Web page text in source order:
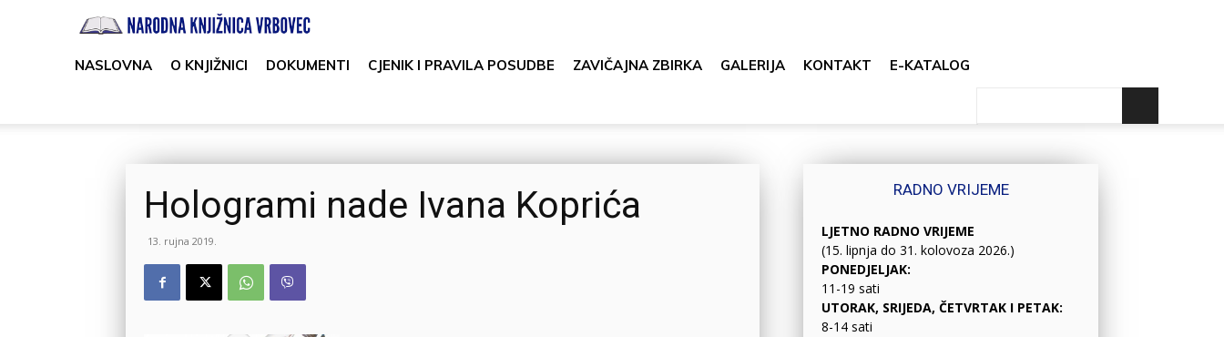
knjižnica
NASLOVNA O KNJIŽNICI DOKUMENTI CJENIK I PRAVILA POSUDBE ZAVIČAJNA ZBIRKA GALERIJA KONTAKT E-KATALOG
Hologrami nade Ivana Koprića
13. rujna 2019.
RADNO VRIJEME
LJETNO RADNO VRIJEME
(15. lipnja do 31. kolovoza 2026.)
PONEDJELJAK:
11-19 sati
UTORAK, SRIJEDA, ČETVRTAK I PETAK:
8-14 sati